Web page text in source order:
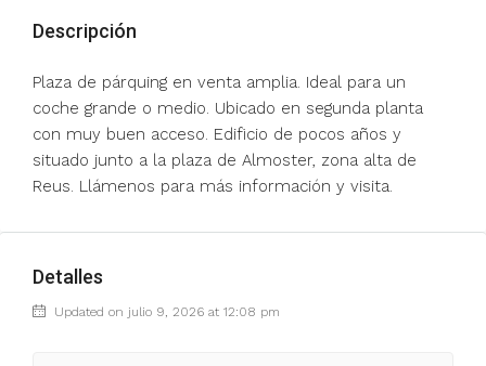
Descripción
Plaza de párquing en venta amplia. Ideal para un
coche grande o medio. Ubicado en segunda planta
con muy buen acceso. Edificio de pocos años y
situado junto a la plaza de Almoster, zona alta de
Reus. Llámenos para más información y visita.
Detalles
Updated on julio 9, 2026 at 12:08 pm